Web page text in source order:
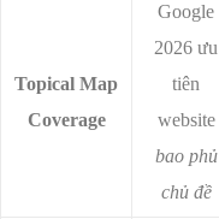
Topical Map
Coverage
Google
2026 ưu
tiên
website
bao phủ
chủ đề